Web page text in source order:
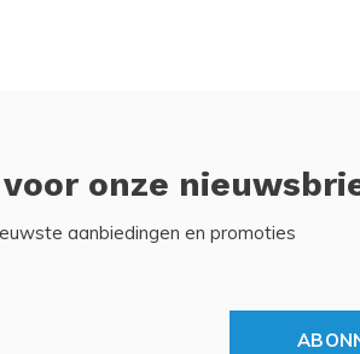
onze
aanbiedingen en promoties